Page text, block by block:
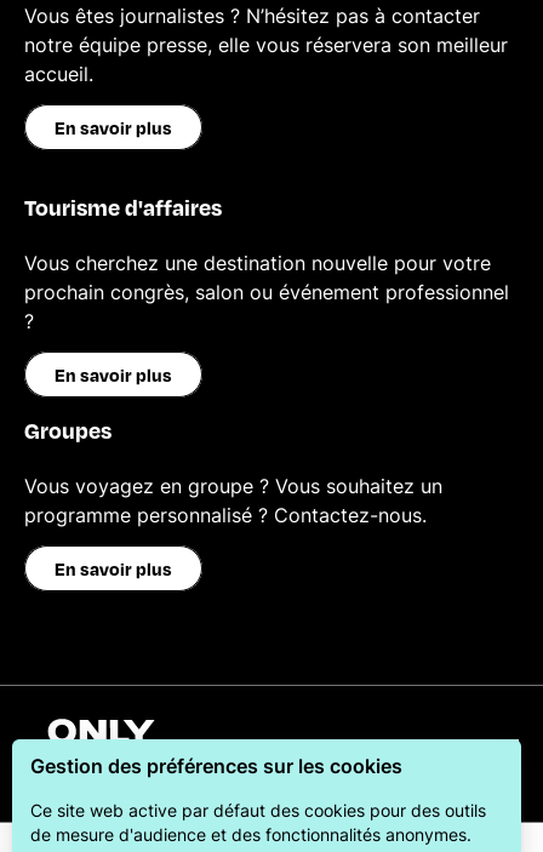
Vous êtes journalistes ? N’hésitez pas à contacter
notre équipe presse, elle vous réservera son meilleur
accueil.
En savoir plus
Tourisme d'affaires
Vous cherchez une destination nouvelle pour votre
prochain congrès, salon ou événement professionnel
?
En savoir plus
Groupes
Vous voyagez en groupe ? Vous souhaitez un
programme personnalisé ? Contactez-nous.
En savoir plus
Français
Gestion des préférences sur les cookies
Ce site web active par défaut des cookies pour des outils
de mesure d'audience et des fonctionnalités anonymes.